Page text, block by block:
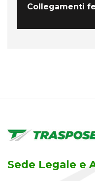
Collegamenti
Sede Legale e